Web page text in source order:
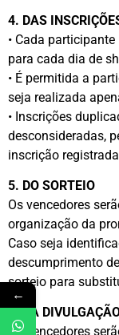
4. DAS
• Cada
para cada dia de
• É permitida a
seja realizada
• Inscrições
desconsideradas,
inscrição
5. DO SORTEIO
Os vencedores
organização da
Caso seja
descumprimento
sorteio para
6. DA
Os vencedores
←